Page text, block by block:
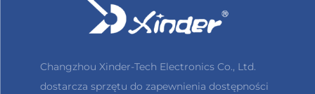
Changzhou Xinder-Tech Electronics Co., Ltd.
dostarcza sprzętu do zapewnienia dostępności